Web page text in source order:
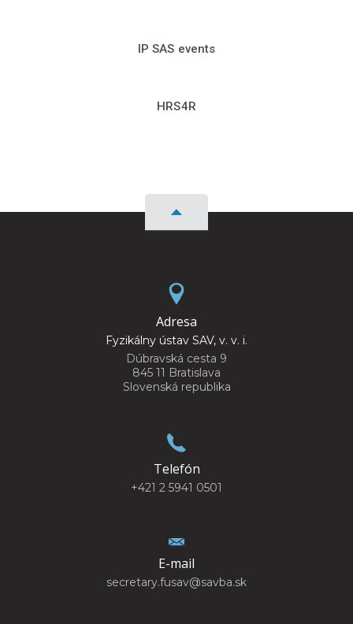
IP SAS events
HRS4R
Adresa
Fyzikálny ústav SAV, v. v. i.
Dúbravská cesta 9
845 11 Bratislava
Slovenská republika
Telefón
+421 2 5941 0501
E-mail
secretary.fusav@savba.sk